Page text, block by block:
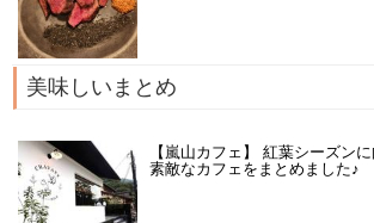
美味しいまとめ
【嵐山カフェ】 紅葉シーズン
素敵なカフェをまとめました♪